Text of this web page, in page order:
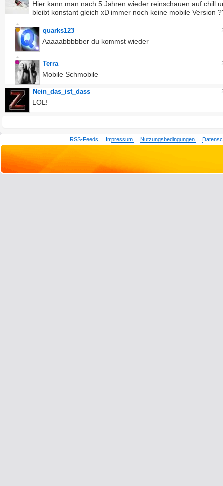
Hier kann man nach 5 Jahren wieder reinschauen auf chill
bleibt konstant gleich xD immer noch keine mobile Version
quarks123
Aaaaabbbbber du kommst wieder
Terra
Mobile Schmobile
Nein_das_ist_dass
LOL!
RSS-Feeds Impressum Nutzungsbedingungen